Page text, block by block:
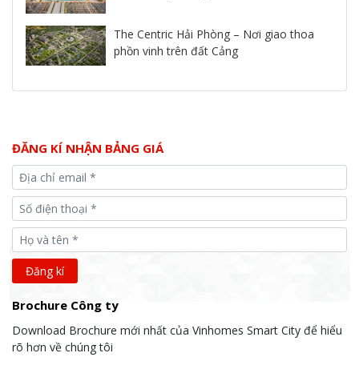
The Centric Hải Phòng – Nơi giao thoa
phồn vinh trên đất Cảng
ĐĂNG KÍ NHẬN BẢNG GIÁ
Brochure Công ty
Download Brochure mới nhất của Vinhomes Smart City để hiểu
rõ hơn về chúng tôi